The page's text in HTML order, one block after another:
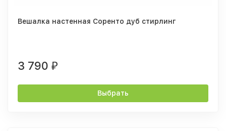
Вешалка настенная Соренто дуб стирлинг
3 790 ₽
Выбрать